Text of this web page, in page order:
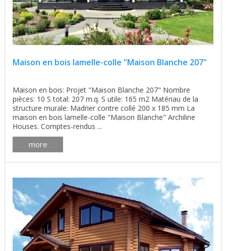
Maison en bois lamelle-colle "Maison Blanche 207"
Maison en bois: Projet "Maison Blanche 207" Nombre
pièces: 10 S total: 207 m.q. S utile: 165 m2 Matériau de la
structure murale: Madrier contre collé 200 x 185 mm La
maison en bois lamelle-colle "Maison Blanche" Archiline
Houses. Comptes-rendus ...
more